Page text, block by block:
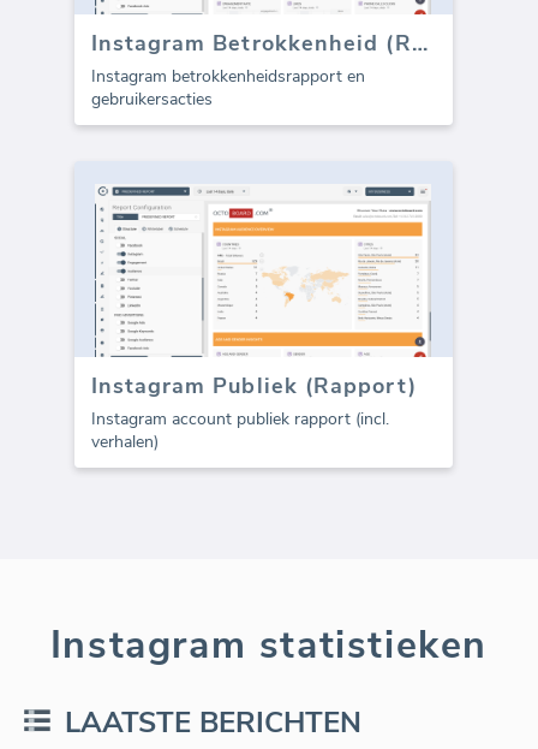
Instagram Betrokkenheid (Rapport)
Instagram betrokkenheidsrapport en
gebruikersacties
Instagram Publiek (Rapport)
Instagram account publiek rapport (incl.
verhalen)
Instagram statistieken
LAATSTE BERICHTEN